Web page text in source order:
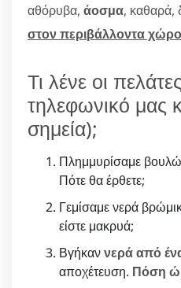
αθόρυβα, άοσμα, καθαρά,
στον περιβάλλοντα χώρο
Τι λένε οι
τηλεφωνικό μας
σημεία);
Πλημμυρίσαμε
Πότε θα έρθετε;
Γεμίσαμε νερά
είστε μακρυά;
Βγήκαννερά από
αποχέτευση. Πόση